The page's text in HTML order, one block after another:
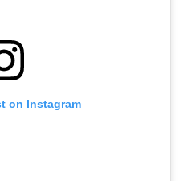
on Instagram